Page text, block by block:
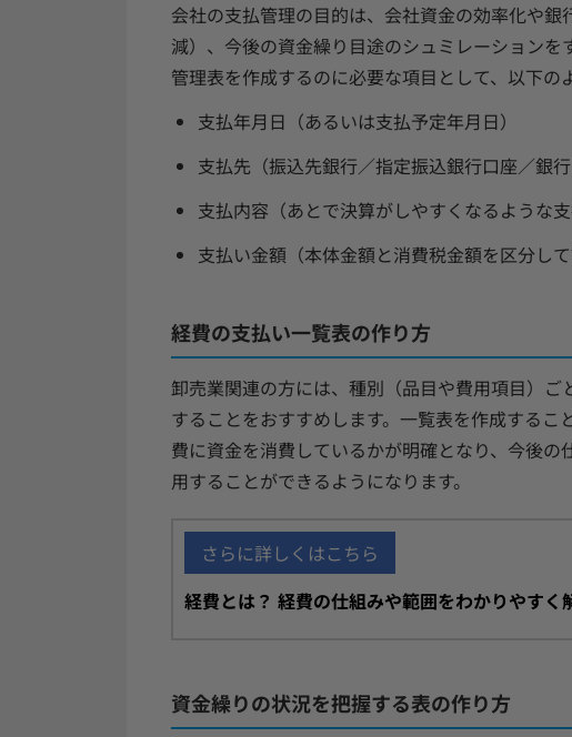
会社の支払管理の目的は、会社資金の効率化や
減）、今後の資金繰り目途のシュミレーション
管理表を作成するのに必要な項目として、以下の
支払年月日（あるいは支払予定年月日）
支払先（振込先銀行／指定振込銀行口座／銀行
支払内容（あとで決算がしやすくなるような支
支払い金額（本体金額と消費税金額を区分して
経費の支払い一覧表の作り方
卸売業関連の方には、種別（品目や費用項目）
することをおすすめします。一覧表を作成する
費に資金を消費しているかが明確となり、今後
用することができるようになります。
さらに詳しくはこちら
経費とは？ 経費の仕組みや範囲をわかりやすく
資金繰りの状況を把握する表の作り方